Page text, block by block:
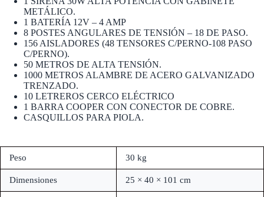
METÁLICO.
1 BATERÍA 12V – 4 AMP
8 POSTES ANGULARES DE TENSIÓN – 18 DE PASO.
156 AISLADORES (48 TENSORES C/PERNO-108 PASO
C/PERNO).
50 METROS DE ALTA TENSIÓN.
1000 METROS ALAMBRE DE ACERO GALVANIZADO
TRENZADO.
10 LETREROS CERCO ELÉCTRICO
1 BARRA COOPER CON CONECTOR DE COBRE.
CASQUILLOS PARA PIOLA.
Peso 30 kg
Dimensiones 25 × 40 × 101 cm